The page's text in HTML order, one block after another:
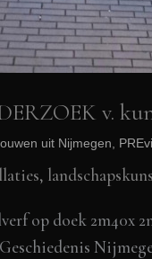
v.
uit Nijmegen,
op doek 2m40x